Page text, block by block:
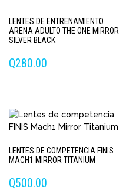
LENTES DE ENTRENAMIENTO
ARENA ADULTO THE ONE MIRROR
SILVER BLACK
Q280.00
LENTES DE COMPETENCIA FINIS
MACH1 MIRROR TITANIUM
Q500.00